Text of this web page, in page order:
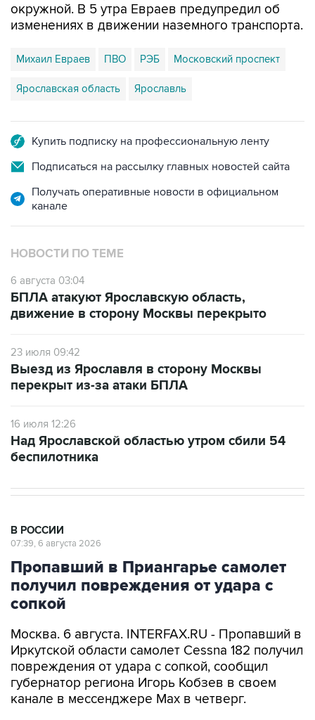
окружной. В 5 утра Евраев предупредил об
изменениях в движении наземного транспорта.
Михаил Евраев ПВО РЭБ Московский проспект
Ярославская область Ярославль
Купить подписку на профессиональную ленту
Подписаться на рассылку главных новостей сайта
Получать оперативные новости в официальном
канале
НОВОСТИ ПО ТЕМЕ
6 августа 03:04
БПЛА атакуют Ярославскую область,
движение в сторону Москвы перекрыто
23 июля 09:42
Выезд из Ярославля в сторону Москвы
перекрыт из-за атаки БПЛА
16 июля 12:26
Над Ярославской областью утром сбили 54
беспилотника
В РОССИИ
07:39, 6 августа 2026
Пропавший в Приангарье самолет
получил повреждения от удара с
сопкой
Москва. 6 августа. INTERFAX.RU - Пропавший в
Иркутской области самолет Cessna 182 получил
повреждения от удара с сопкой, сообщил
губернатор региона Игорь Кобзев в своем
канале в мессенджере Мах в четверг.